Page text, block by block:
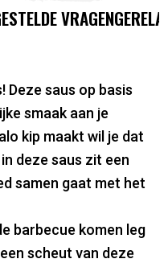
VRAGEN
Deze saus op basis
smaak aan je
kip maakt wil je dat
deze saus zit een
samen gaat met het
barbecue komen leg
scheut van deze